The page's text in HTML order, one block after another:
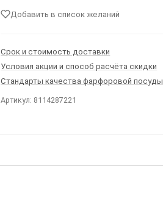
Добавить в список желаний
Срок и стоимость доставки
Условия акции и способ расчёта скидки
Стандарты качества фарфоровой посуды
Артикул: 8114287221